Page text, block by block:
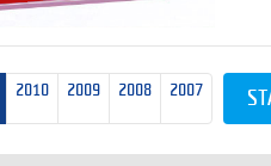
2010 2009 2008 2007